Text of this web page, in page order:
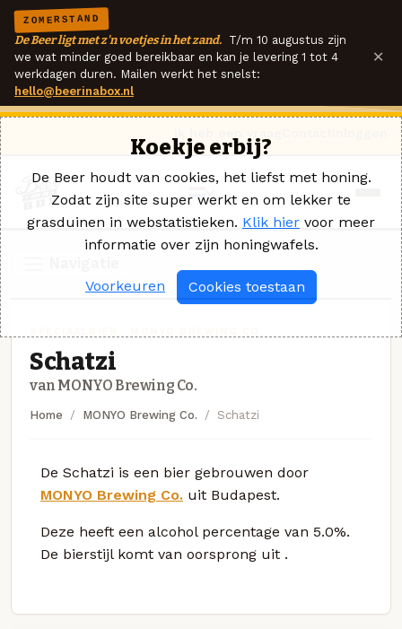
ZOMERSTAND
De Beer ligt met z'n voetjes in het zand. T/m 10 augustus zijn
we wat minder goed bereikbaar en kan je levering 1 tot 4
werkdagen duren. Mailen werkt het snelst:
hello@beerinabox.nl
×
Schatzi
van MONYO Brewing Co.
Home MONYO Brewing Co. Schatzi
De Schatzi is een bier gebrouwen door
MONYO Brewing Co. uit Budapest.
Deze heeft een alcohol percentage van 5.0%.
De bierstijl komt van oorsprong uit .
Koekje erbij?
De Beer houdt van cookies, het liefst met honing.
Zodat zijn site super werkt en om lekker te
grasduinen in webstatistieken. Klik hier voor meer
informatie over zijn honingwafels.
Voorkeuren Cookies toestaan